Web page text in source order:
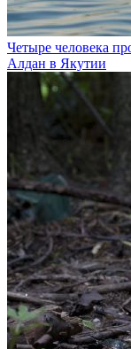
Четыре человека
Алдан в Якутии